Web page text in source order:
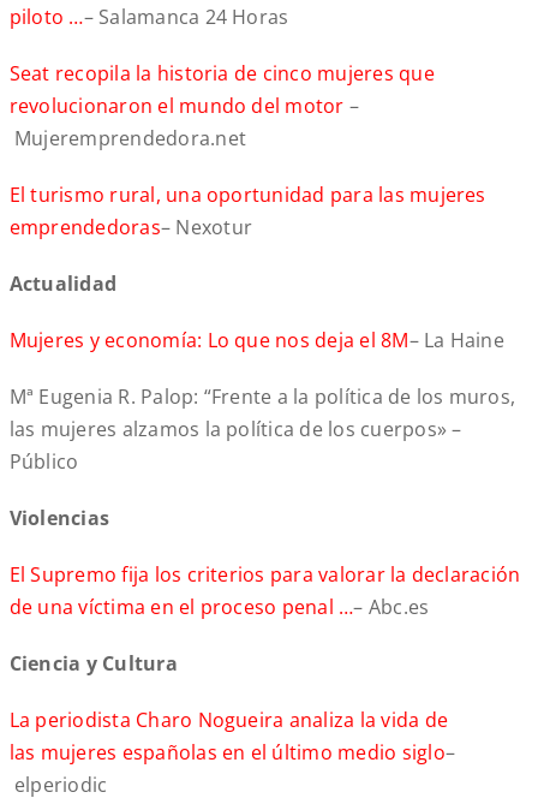
piloto …– Salamanca 24 Horas
Seat recopila la historia de cinco mujeres que
revolucionaron el mundo del motor –
Mujeremprendedora.net
El turismo rural, una oportunidad para las mujeres
emprendedoras– Nexotur
Actualidad
Mujeres y economía: Lo que nos deja el 8M– La Haine
Mª Eugenia R. Palop: “Frente a la política de los muros,
las mujeres alzamos la política de los cuerpos» –
Público
Violencias
El Supremo fija los criterios para valorar la declaración
de una víctima en el proceso penal …– Abc.es
Ciencia y Cultura
La periodista Charo Nogueira analiza la vida de
las mujeres españolas en el último medio siglo–
elperiodic